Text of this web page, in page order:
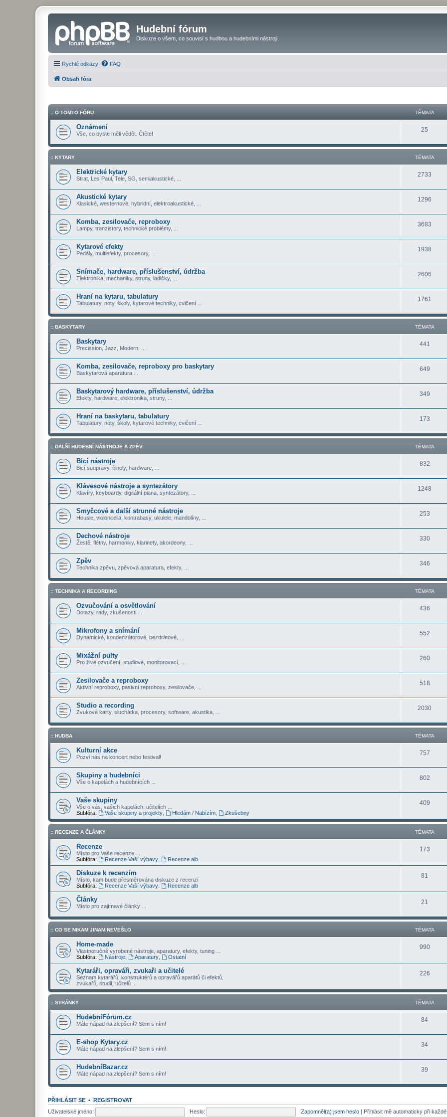
Hudební fórum
Diskuze o všem, co souvisí s hudbou a hudebními nástroji.
Rychlé odkazy FAQ
Obsah fóra
:: O TOMTO FÓRU TÉMATA
Oznámení
Vše, co byste měli vědět. Čtěte!
25
:: KYTARY TÉMATA
Elektrické kytary
Strat, Les Paul, Tele, SG, semiakustické, ...
2733
Akustické kytary
Klasické, westernové, hybridní, elektroakustické, ...
1296
Komba, zesilovače, reproboxy
Lampy, tranzistory, technické problémy, ...
3683
Kytarové efekty
Pedály, multiefekty, procesory, ...
1938
Snímače, hardware, příslušenství, údržba
Elektronika, mechaniky, struny, ladičky, ...
2606
Hraní na kytaru, tabulatury
Tabulatury, noty, školy, kytarové techniky, cvičení ...
1761
:: BASKYTARY TÉMATA
Baskytary
Precission, Jazz, Modern, ...
441
Komba, zesilovače, reproboxy pro baskytary
Baskytarová aparatura ...
649
Baskytarový hardware, příslušenství, údržba
Efekty, hardware, elektronika, struny, ...
349
Hraní na baskytaru, tabulatury
Tabulatury, noty, školy, kytarové techniky, cvičení ...
173
:: DALŠÍ HUDEBNÍ NÁSTROJE A ZPĚV TÉMATA
Bicí nástroje
Bicí soupravy, činely, hardware, ...
832
Klávesové nástroje a syntezátory
Klavíry, keyboardy, digitální piana, syntezátory, ...
1248
Smyčcové a další strunné nástroje
Housle, violoncella, kontrabasy, ukulele, mandolíny, ...
253
Dechové nástroje
Žestě, flétny, harmoniky, klarinety, akordeony, ...
330
Zpěv
Technika zpěvu, zpěvová aparatura, efekty, ...
346
:: TECHNIKA A RECORDING TÉMATA
Ozvučování a osvětlování
Dotazy, rady, zkušenosti ...
436
Mikrofony a snímání
Dynamické, kondenzátorové, bezdrátové, ...
552
Mixážní pulty
Pro živé ozvučení, studiové, monitorovací, ...
260
Zesilovače a reproboxy
Aktivní reproboxy, pasivní reproboxy, zesilovače, ...
518
Studio a recording
Zvukové karty, sluchátka, procesory, software, akustika, ...
2030
:: HUDBA TÉMATA
Kulturní akce
Pozvi nás na koncert nebo festival!
757
Skupiny a hudebníci
Vše o kapelách a hudebnících ...
802
Vaše skupiny
Vše o vás, vašich kapelách, učitelích ...
Subfóra:
Vaše skupiny a projekty, Hledám / Nabízím, Zkušebny
409
:: RECENZE A ČLÁNKY TÉMATA
Recenze
Místo pro Vaše recenze ...
Subfóra:
Recenze Vaší výbavy, Recenze alb
173
Diskuze k recenzím
Místo, kam bude přesměrována diskuze z recenzí
Subfóra:
Recenze Vaší výbavy, Recenze alb
81
Články
Místo pro zajímavé články ...
21
:: CO SE NIKAM JINAM NEVEŠLO TÉMATA
Home-made
Vlastnoručně vyrobené nástroje, aparatury, efekty, tuning ...
Subfóra:
Nástroje, Aparatury, Ostatní
990
Kytaráři, opraváři, zvukaři a učitelé
Seznam kytarářů, konstruktérů a opravářů aparátů či efektů,
zvukařů, studií, učitelů ...
226
:: STRÁNKY TÉMATA
HudebníFórum.cz
Máte nápad na zlepšení? Sem s ním!
84
E-shop Kytary.cz
Máte nápad na zlepšení? Sem s ním!
34
HudebníBazar.cz
Máte nápad na zlepšení? Sem s ním!
39
PŘIHLÁSIT SE • REGISTROVAT
Uživatelské jméno:
Heslo: Zapomněl(a) jsem heslo | Přihlásit mě automaticky při